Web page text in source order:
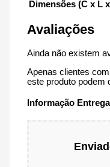
Dimensões (C x L
Avaliações
Ainda não existem
Apenas clientes
este produto podem
Informação Entrega